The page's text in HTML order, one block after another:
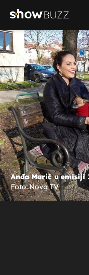
Anđa Marić u
Foto: Nova TV